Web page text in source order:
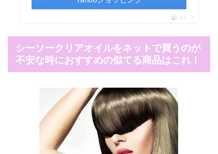
ポチップ
シーソークリアオイルをネットで買うのが
不安な時におすすめの似てる商品はこれ！